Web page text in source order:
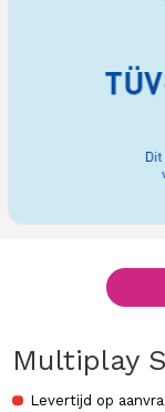
Multiplay
Levertijd op